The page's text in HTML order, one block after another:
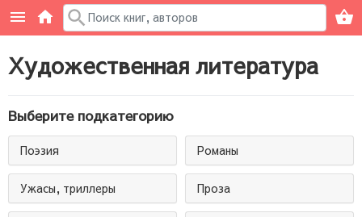
Художественная литература
Выберите подкатегорию
Поэзия Романы
Ужасы, триллеры Проза